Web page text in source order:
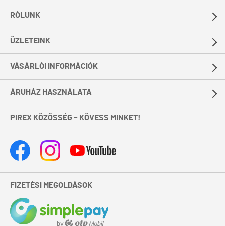
RÓLUNK
ÜZLETEINK
VÁSÁRLÓI INFORMÁCIÓK
ÁRUHÁZ HASZNÁLATA
PIREX KÖZÖSSÉG – KÖVESS MINKET!
FIZETÉSI MEGOLDÁSOK